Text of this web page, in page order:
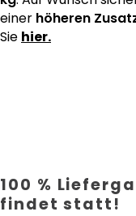
einer höheren
Sie hier.
100 %
findet statt!